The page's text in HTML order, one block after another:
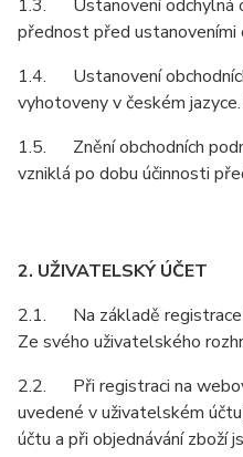
1.3. Ustanovení odchylná
přednost před ustanoveními
1.4. Ustanovení
vyhotoveny v českém
1.5. Znění obchodních
vzniklá po dobu účinnosti
2. UŽIVATELSKÝ ÚČET
2.1. Na základě registrace
Ze svého uživatelského
2.2. Při registraci na
uvedené v uživatelském
účtu a při objednávání zboží